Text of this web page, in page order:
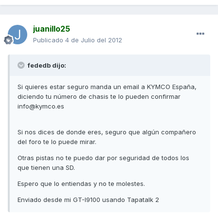
juanillo25
Publicado 4 de Julio del 2012
fededb dijo:
Si quieres estar seguro manda un email a KYMCO España,
diciendo tu número de chasis te lo pueden confirmar
info@kymco.es
Si nos dices de donde eres, seguro que algún compañero
del foro te lo puede mirar.
Otras pistas no te puedo dar por seguridad de todos los
que tienen una SD.
Espero que lo entiendas y no te molestes.
Enviado desde mi GT-I9100 usando Tapatalk 2